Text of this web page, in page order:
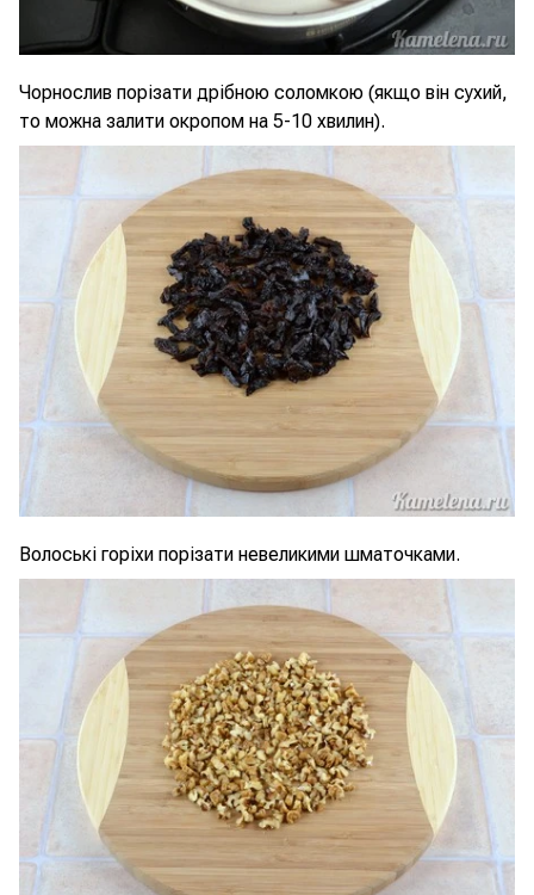
Чорнослив порізати дрібною соломкою (якщо він сухий,
то можна залити окропом на 5-10 хвилин).
Волоські горіхи порізати невеликими шматочками.